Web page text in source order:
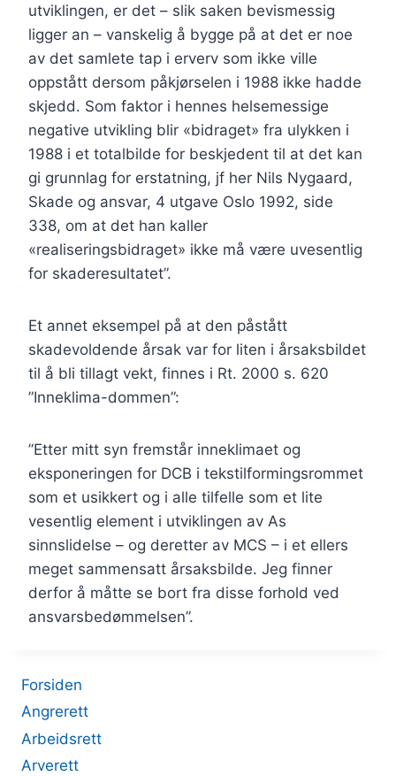
utviklingen, er det – slik saken bevismessig
ligger an – vanskelig å bygge på at det er noe
av det samlete tap i erverv som ikke ville
oppstått dersom påkjørselen i 1988 ikke hadde
skjedd. Som faktor i hennes helsemessige
negative utvikling blir «bidraget» fra ulykken i
1988 i et totalbilde for beskjedent til at det kan
gi grunnlag for erstatning, jf her Nils Nygaard,
Skade og ansvar, 4 utgave Oslo 1992, side
338, om at det han kaller
«realiseringsbidraget» ikke må være uvesentlig
for skaderesultatet”.
Et annet eksempel på at den påstått
skadevoldende årsak var for liten i årsaksbildet
til å bli tillagt vekt, finnes i Rt. 2000 s. 620
”Inneklima-dommen”:
”Etter mitt syn fremstår inneklimaet og
eksponeringen for DCB i tekstilformingsrommet
som et usikkert og i alle tilfelle som et lite
vesentlig element i utviklingen av As
sinnslidelse – og deretter av MCS – i et ellers
meget sammensatt årsaksbilde. Jeg finner
derfor å måtte se bort fra disse forhold ved
ansvarsbedømmelsen”.
Forsiden
Angrerett
Arbeidsrett
Arverett